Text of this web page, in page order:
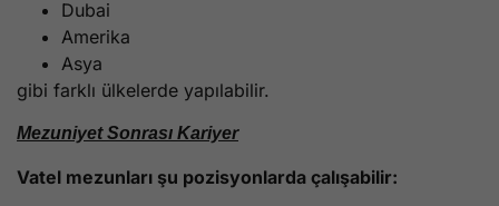
Dubai
Amerika
Asya
gibi farklı ülkelerde yapılabilir.
Mezuniyet Sonrası Kariyer
Vatel mezunları şu pozisyonlarda çalışabilir: